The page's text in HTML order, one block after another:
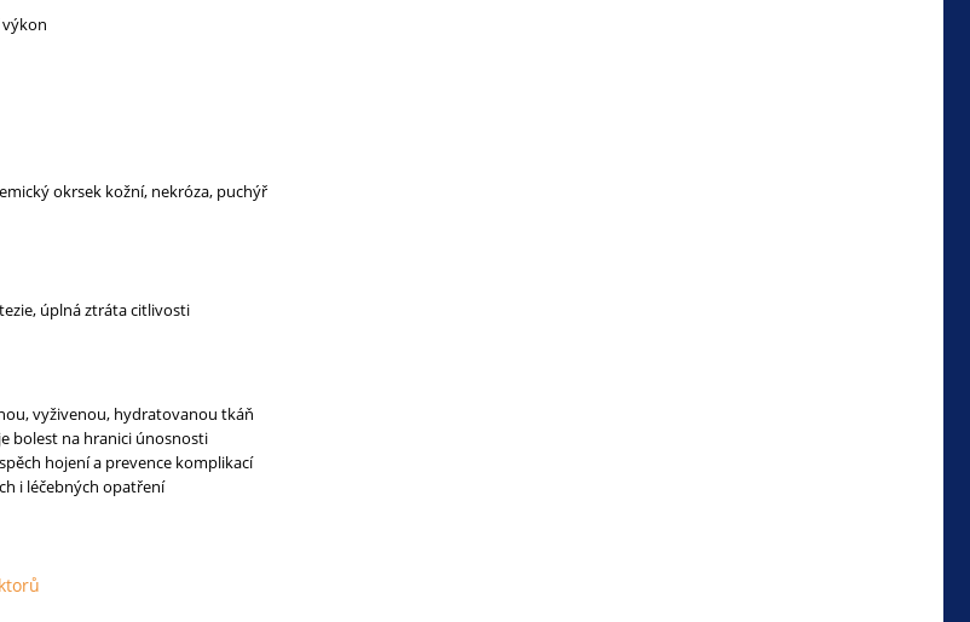
okrsek kožní, nekróza, puchýř
úplná ztráta citlivosti
vyživenou, hydratovanou tkáň
bolest na hranici únosnosti
hojení a prevence komplikací
i léčebných opatření